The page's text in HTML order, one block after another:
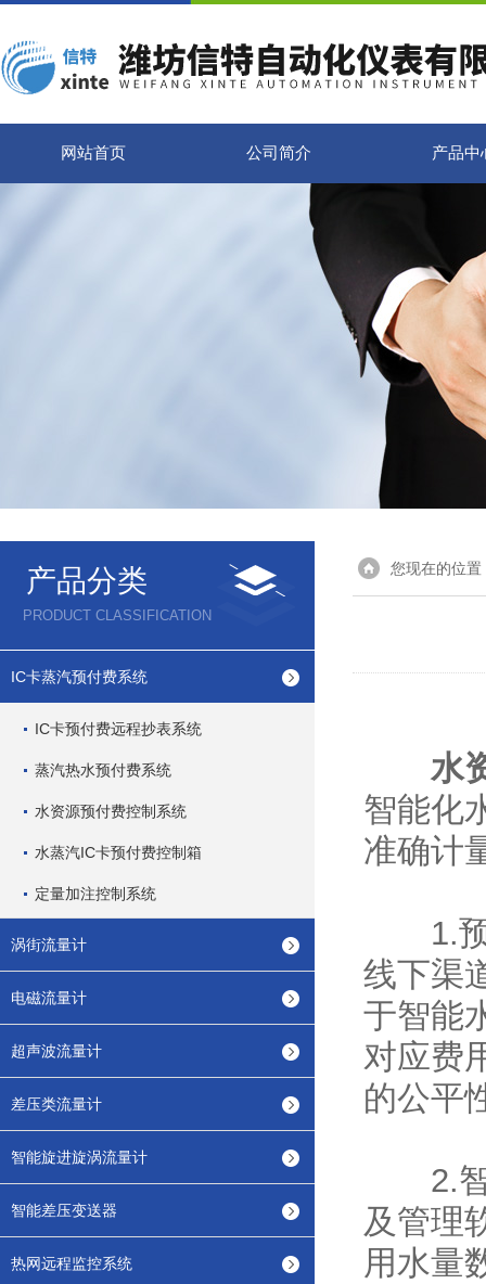
网站首页 公司简介 产品中
产品分类
PRODUCT CLASSIFICATION
IC卡蒸汽预付费系统
IC卡预付费远程抄表系统
蒸汽热水预付费系统
水资源预付费控制系统
水蒸汽IC卡预付费控制箱
定量加注控制系统
涡街流量计
电磁流量计
超声波流量计
差压类流量计
智能旋进旋涡流量计
智能差压变送器
热网远程监控系统
您现在的位置
水
智能化
准确计
1.预
线下渠
于智能
对应费
的公平
2.智
及管理
用水量